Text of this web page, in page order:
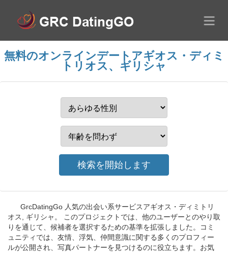
無料のオンラインデートアギオス・ディミ
トリオス、ギリシャ
GrcDatingGo 人気の出会い系サービスアギオス・ディミトリ
オス, ギリシャ。 このプロジェクトでは、他のユーザーとのやり取
りを通じて、候補者を選択するための基準を拡張しました。コミ
ュニティでは、友情、浮気、仲間意識に関する多くのプロフィー
ルが公開され、写真パートナーを見つけるのに役立ちます。お気